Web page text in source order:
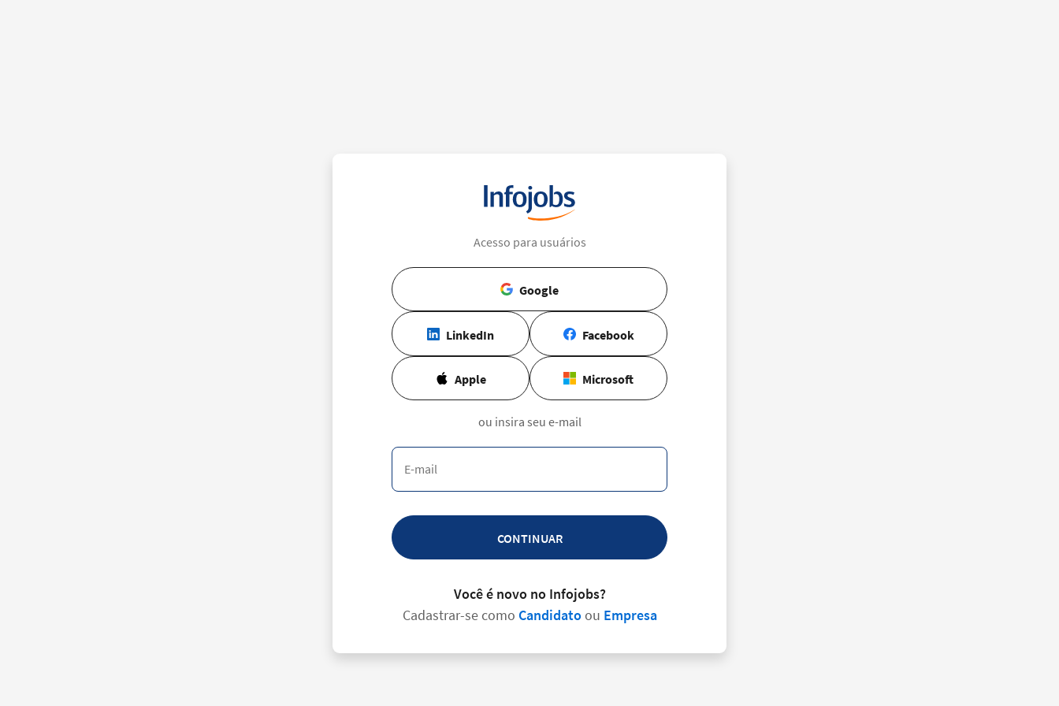
Acesso para usuários
Google
LinkedIn Facebook
Apple Microsoft
ou insira seu e-mail
CONTINUAR
Você é novo no Infojobs?
Cadastrar-se como Candidatoou Empresa